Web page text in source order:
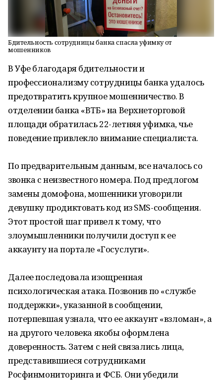
Бдительность сотрудницы банка спасла уфимку от
мошенников
В Уфе благодаря бдительности и
профессионализму сотрудницы банка удалось
предотвратить крупное мошенничество. В
отделении банка «ВТБ» на Верхнеторговой
площади обратилась 22-летняя уфимка, чье
поведение привлекло внимание специалиста.
По предварительным данным, все началось со
звонка с неизвестного номера. Под предлогом
замены домофона, мошенники уговорили
девушку продиктовать код из SMS-сообщения.
Этот простой шаг привел к тому, что
злоумышленники получили доступ к ее
аккаунту на портале «Госуслуги».
Далее последовала изощренная
психологическая атака. Позвонив по «службе
поддержки», указанной в сообщении,
потерпевшая узнала, что ее аккаунт «взломан», а
на другого человека якобы оформлена
доверенность. Затем с ней связались лица,
представившиеся сотрудниками
Росфинмониторинга и ФСБ. Они убедили